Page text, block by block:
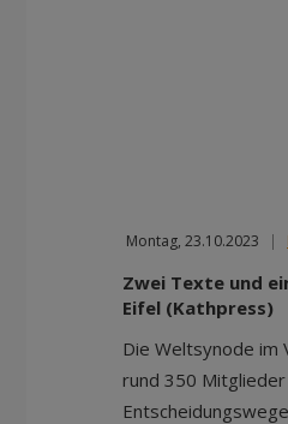
Montag, 23.10.2023 |
Zwei Texte und
Eifel (Kathpress)
Die Weltsynode im
rund 350